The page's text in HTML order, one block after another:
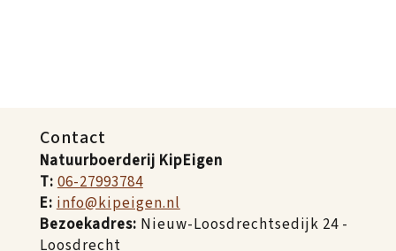
Contact
Natuurboerderij KipEigen
T: 06-27993784
E: info@kipeigen.nl
Bezoekadres: Nieuw-Loosdrechtsedijk 24 -
Loosdrecht